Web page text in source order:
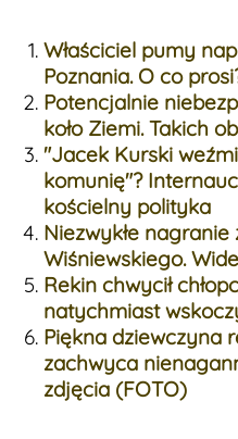
Właściciel pumy
Poznania. O co
Potencjalnie
koło Ziemi. Takich
"Jacek Kurski
komunię"?
kościelny polityka
Niezwykłe nagranie
Wiśniewskiego.
Rekin chwycił
natychmiast
Piękna dziewczyna
zachwyca
zdjęcia (FOTO)